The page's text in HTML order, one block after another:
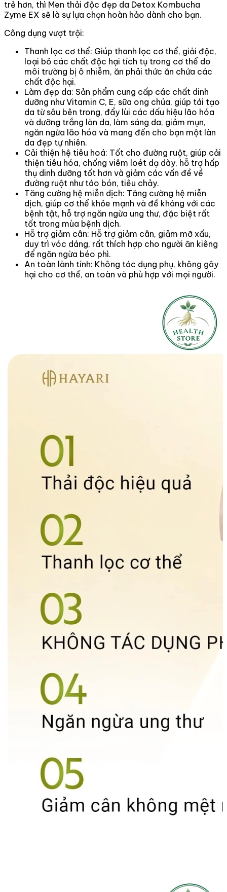
trẻ hơn, thì Men thải độc đẹp da Detox Kombucha
Zyme EX sẽ là sự lựa chọn hoàn hảo dành cho bạn.
Công dụng vượt trội:
Thanh lọc cơ thể: Giúp thanh lọc cơ thể, giải độc,
loại bỏ các chất độc hại tích tụ trong cơ thể do
môi trường bị ô nhiễm, ăn phải thức ăn chứa các
chất độc hại.
Làm đẹp da: Sản phẩm cung cấp các chất dinh
dưỡng như Vitamin C, E, sữa ong chúa, giúp tái tạo
da từ sâu bên trong, đẩy lùi các dấu hiệu lão hóa
và dưỡng trắng làn da, làm sáng da, giảm mụn,
ngăn ngừa lão hóa và mang đến cho bạn một làn
da đẹp tự nhiên.
Cải thiện hệ tiêu hoá: Tốt cho đường ruột, giúp cải
thiện tiêu hóa, chống viêm loét dạ dày, hỗ trợ hấp
thụ dinh dưỡng tốt hơn và giảm các vấn đề về
đường ruột như táo bón, tiêu chảy.
Tăng cường hệ miễn dịch: Tăng cường hệ miễn
dịch, giúp cơ thể khỏe mạnh và đề kháng với các
bệnh tật, hỗ trợ ngăn ngừa ung thư, đặc biệt rất
tốt trong mùa bệnh dịch.
Hỗ trợ giảm cân: Hỗ trợ giảm cân, giảm mỡ xấu,
duy trì vóc dáng, rất thích hợp cho người ăn kiêng
để ngăn ngừa béo phì.
An toàn lành tính: Không tác dụng phụ, không gây
hại cho cơ thể, an toàn và phù hợp với mọi người.